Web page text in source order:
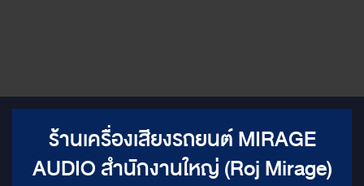
ร้านเครื่องเสียงรถยนต์ MIRAGE
AUDIO สำนักงานใหญ่ (Roj Mirage)